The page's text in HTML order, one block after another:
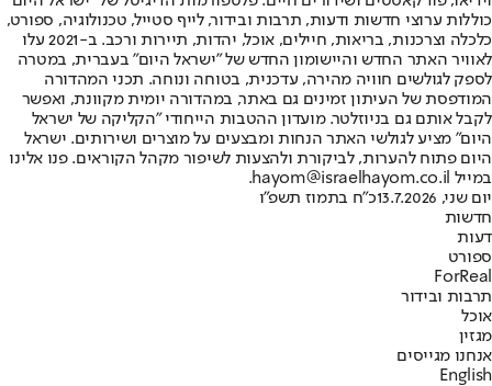
כוללות ערוצי חדשות ודעות, תרבות ובידור, לייף סטייל, טכנולוגיה, ספורט,
כלכלה וצרכנות, בריאות, חיילים, אוכל, יהדות, תיירות ורכב. ב-2021 עלו
לאוויר האתר החדש והיישומון החדש של "ישראל היום" בעברית, במטרה
לספק לגולשים חוויה מהירה, עדכנית, בטוחה ונוחה. תכני המהדורה
המודפסת של העיתון זמינים גם באתר, במהדורה יומית מקוונת, ואפשר
לקבל אותם גם בניוזלטר. מועדון ההטבות הייחודי "הקליקה של ישראל
היום" מציע לגולשי האתר הנחות ומבצעים על מוצרים ושירותים. ישראל
היום פתוח להערות, לביקורת ולהצעות לשיפור מקהל הקוראים. פנו אלינו
במייל hayom@israelhayom.co.il.
יום שני, 13.7.2026
כ"ח בתמוז תשפ"ו
חדשות
דעות
ספורט
ForReal
תרבות ובידור
אוכל
מגזין
אנחנו מגייסים
English